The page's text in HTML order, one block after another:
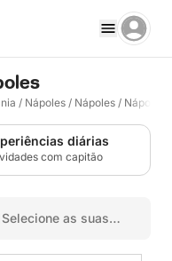
/ Nápoles / Nápoles / Nápoles
diárias
com capitão
Selecione as suas